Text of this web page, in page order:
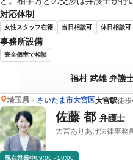
対応体制
女性スタッフ在籍 当日相談可 休日相談可
事務所設備
完全個室で相談
福村 武雄 弁護
埼玉県 さいたま市大宮区大宮駅徒
佐藤 都 弁護士
大宮ありあけ法律事務
現在営業中09:00 - 20:00